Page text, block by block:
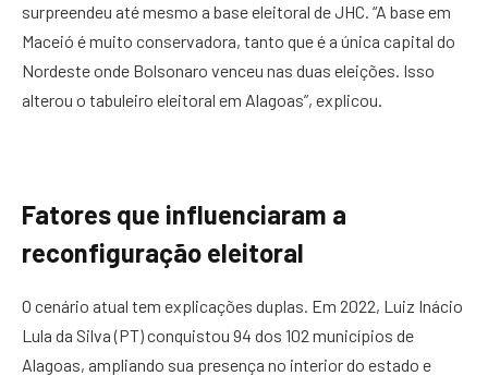
surpreendeu até mesmo a base eleitoral de JHC. “A base em
Maceió é muito conservadora, tanto que é a única capital do
Nordeste onde Bolsonaro venceu nas duas eleições. Isso
alterou o tabuleiro eleitoral em Alagoas”, explicou.
Fatores que influenciaram a
reconfiguração eleitoral
O cenário atual tem explicações duplas. Em 2022, Luiz Inácio
Lula da Silva (PT) conquistou 94 dos 102 municípios de
Alagoas, ampliando sua presença no interior do estado e